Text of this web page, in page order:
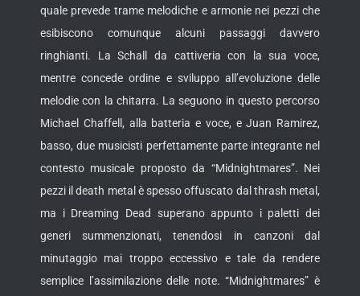
quale prevede trame melodiche e armonie nei pezzi che
esibiscono comunque alcuni passaggi davvero
ringhianti. La Schall da cattiveria con la sua voce,
mentre concede ordine e sviluppo all’evoluzione delle
melodie con la chitarra. La seguono in questo percorso
Michael Chaffell, alla batteria e voce, e Juan Ramirez,
basso, due musicisti perfettamente parte integrante nel
contesto musicale proposto da “Midnightmares”. Nei
pezzi il death metal è spesso offuscato dal thrash metal,
ma i Dreaming Dead superano appunto i paletti dei
generi summenzionati, tenendosi in canzoni dal
minutaggio mai troppo eccessivo e tale da rendere
semplice l’assimilazione delle note. “Midnightmares” è